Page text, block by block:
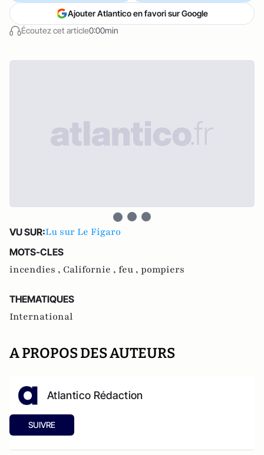
Écoutez cet article0:00min
Ajouter Atlantico en favori sur Google
VU SUR:Lu sur Le Figaro
MOTS-CLES
incendies , Californie , feu , pompiers
THEMATIQUES
International
A PROPOS DES AUTEURS
Atlantico Rédaction
SUIVRE